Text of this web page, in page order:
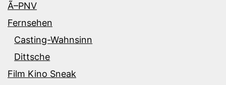
Ã–PNV
Fernsehen
Casting-Wahnsinn
Dittsche
Film Kino Sneak